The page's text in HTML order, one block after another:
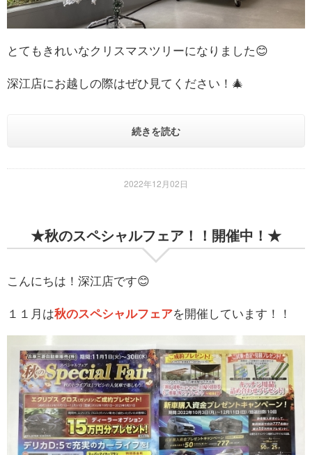
とてもきれいなクリスマスツリーになりました😊
深江店にお越しの際はぜひ見てください！🎄
続きを読む
2022年12月02日
★秋のスペシャルフェア！！開催中！★
こんにちは！深江店です😊
１１月は秋のスペシャルフェアを開催しています！！